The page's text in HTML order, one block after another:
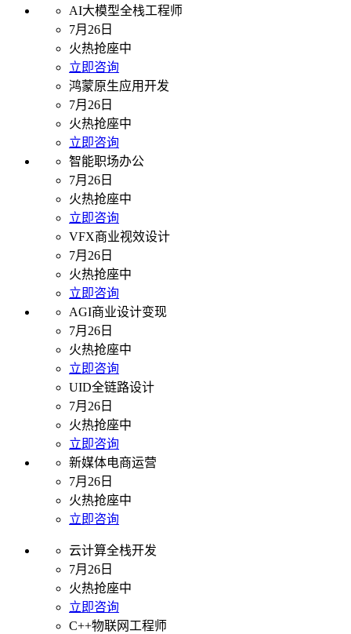
AI大模型全栈工程师
7月26日
火热抢座中
立即咨询
鸿蒙原生应用开发
7月26日
火热抢座中
立即咨询
智能职场办公
7月26日
火热抢座中
立即咨询
VFX商业视效设计
7月26日
火热抢座中
立即咨询
AGI商业设计变现
7月26日
火热抢座中
立即咨询
UID全链路设计
7月26日
火热抢座中
立即咨询
新媒体电商运营
7月26日
火热抢座中
立即咨询
云计算全栈开发
7月26日
火热抢座中
立即咨询
C++物联网工程师